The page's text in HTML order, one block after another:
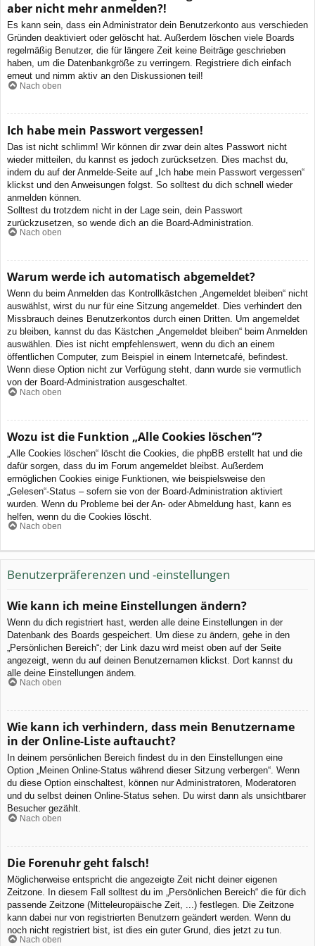
aber nicht mehr anmelden?!
Es kann sein, dass ein Administrator dein Benutzerkonto aus verschieden
Gründen deaktiviert oder gelöscht hat. Außerdem löschen viele Boards
regelmäßig Benutzer, die für längere Zeit keine Beiträge geschrieben
haben, um die Datenbankgröße zu verringern. Registriere dich einfach
erneut und nimm aktiv an den Diskussionen teil!
Nach oben
Ich habe mein Passwort vergessen!
Das ist nicht schlimm! Wir können dir zwar dein altes Passwort nicht
wieder mitteilen, du kannst es jedoch zurücksetzen. Dies machst du,
indem du auf der Anmelde-Seite auf „Ich habe mein Passwort vergessen“
klickst und den Anweisungen folgst. So solltest du dich schnell wieder
anmelden können.
Solltest du trotzdem nicht in der Lage sein, dein Passwort
zurückzusetzen, so wende dich an die Board-Administration.
Nach oben
Warum werde ich automatisch abgemeldet?
Wenn du beim Anmelden das Kontrollkästchen „Angemeldet bleiben“ nicht
auswählst, wirst du nur für eine Sitzung angemeldet. Dies verhindert den
Missbrauch deines Benutzerkontos durch einen Dritten. Um angemeldet
zu bleiben, kannst du das Kästchen „Angemeldet bleiben“ beim Anmelden
auswählen. Dies ist nicht empfehlenswert, wenn du dich an einem
öffentlichen Computer, zum Beispiel in einem Internetcafé, befindest.
Wenn diese Option nicht zur Verfügung steht, dann wurde sie vermutlich
von der Board-Administration ausgeschaltet.
Nach oben
Wozu ist die Funktion „Alle Cookies löschen“?
„Alle Cookies löschen“ löscht die Cookies, die phpBB erstellt hat und die
dafür sorgen, dass du im Forum angemeldet bleibst. Außerdem
ermöglichen Cookies einige Funktionen, wie beispielsweise den
„Gelesen“-Status – sofern sie von der Board-Administration aktiviert
wurden. Wenn du Probleme bei der An- oder Abmeldung hast, kann es
helfen, wenn du die Cookies löscht.
Nach oben
Benutzerpräferenzen und -einstellungen
Wie kann ich meine Einstellungen ändern?
Wenn du dich registriert hast, werden alle deine Einstellungen in der
Datenbank des Boards gespeichert. Um diese zu ändern, gehe in den
„Persönlichen Bereich“; der Link dazu wird meist oben auf der Seite
angezeigt, wenn du auf deinen Benutzernamen klickst. Dort kannst du
alle deine Einstellungen ändern.
Nach oben
Wie kann ich verhindern, dass mein Benutzername
in der Online-Liste auftaucht?
In deinem persönlichen Bereich findest du in den Einstellungen eine
Option „Meinen Online-Status während dieser Sitzung verbergen“. Wenn
du diese Option einschaltest, können nur Administratoren, Moderatoren
und du selbst deinen Online-Status sehen. Du wirst dann als unsichtbarer
Besucher gezählt.
Nach oben
Die Forenuhr geht falsch!
Möglicherweise entspricht die angezeigte Zeit nicht deiner eigenen
Zeitzone. In diesem Fall solltest du im „Persönlichen Bereich“ die für dich
passende Zeitzone (Mitteleuropäische Zeit, ...) festlegen. Die Zeitzone
kann dabei nur von registrierten Benutzern geändert werden. Wenn du
noch nicht registriert bist, ist dies ein guter Grund, dies jetzt zu tun.
Nach oben